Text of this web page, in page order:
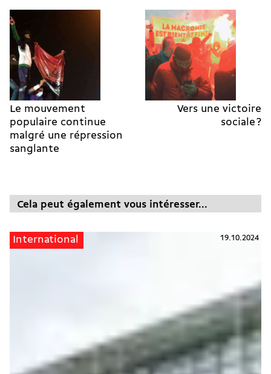
Le mouvement
populaire continue
malgré une répression
sanglante
Vers une victoire
sociale ?
Cela peut également vous intéresser...
International 19.10.2024